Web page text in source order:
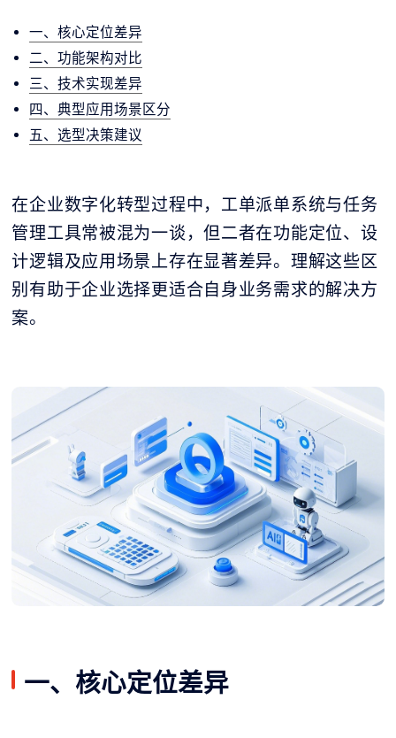
一、核心定位差异
二、功能架构对比
三、技术实现差异
四、典型应用场景区分
五、选型决策建议
在企业数字化转型过程中，工单派单系统与任务
管理工具常被混为一谈，但二者在功能定位、设
计逻辑及应用场景上存在显著差异。理解这些区
别有助于企业选择更适合自身业务需求的解决方
案。
一、核心定位差异